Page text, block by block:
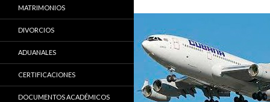
MATRIMONIOS
DIVORCIOS
ADUANALES
CERTIFICACIONES
DOCUMENTOS ACADÉMICOS